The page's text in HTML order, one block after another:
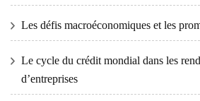
Les défis macroéconomiques et les
Le cycle du crédit mondial dans les
d’entreprises